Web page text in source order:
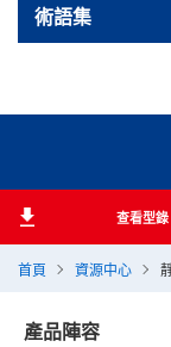
首頁 資源中心
術語集
查看型錄
產品陣容